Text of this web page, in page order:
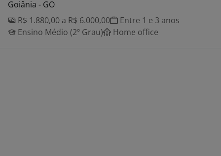
Goiânia - GO
R$ 1.880,00 a R$ 6.000,00
Entre 1 e 3 anos
Ensino Médio (2º Grau)
Home office